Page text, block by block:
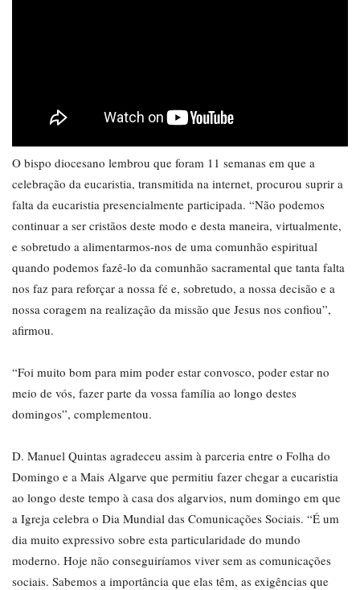
O bispo diocesano lembrou que foram 11 semanas em que a
celebração da eucaristia, transmitida na internet, procurou suprir a
falta da eucaristia presencialmente participada. “Não podemos
continuar a ser cristãos deste modo e desta maneira, virtualmente,
e sobretudo a alimentarmos-nos de uma comunhão espiritual
quando podemos fazê-lo da comunhão sacramental que tanta falta
nos faz para reforçar a nossa fé e, sobretudo, a nossa decisão e a
nossa coragem na realização da missão que Jesus nos confiou”,
afirmou.
“Foi muito bom para mim poder estar convosco, poder estar no
meio de vós, fazer parte da vossa família ao longo destes
domingos”, complementou.
D. Manuel Quintas agradeceu assim à parceria entre o Folha do
Domingo e a Mais Algarve que permitiu fazer chegar a eucaristia
ao longo deste tempo à casa dos algarvios, num domingo em que
a Igreja celebra o Dia Mundial das Comunicações Sociais. “É um
dia muito expressivo sobre esta particularidade do mundo
moderno. Hoje não conseguiríamos viver sem as comunicações
sociais. Sabemos a importância que elas têm, as exigências que